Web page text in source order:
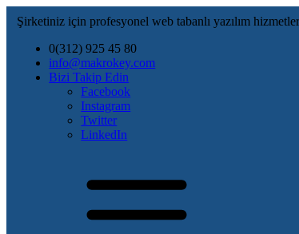
Şirketiniz için profesyonel web tabanlı yazılım
0(312) 925 45 80
info@makrokey.com
Bizi Takip Edin
Facebook
Instagram
Twitter
LinkedIn